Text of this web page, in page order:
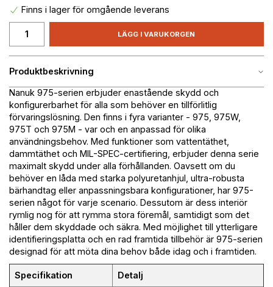
Finns i lager för omgående leverans
LÄGG I VARUKORGEN
Produktbeskrivning
Nanuk 975-serien erbjuder enastående skydd och
konfigurerbarhet för alla som behöver en tillförlitlig
förvaringslösning. Den finns i fyra varianter - 975, 975W,
975T och 975M - var och en anpassad för olika
användningsbehov. Med funktioner som vattentäthet,
dammtäthet och MIL-SPEC-certifiering, erbjuder denna serie
maximalt skydd under alla förhållanden. Oavsett om du
behöver en låda med starka polyuretanhjul, ultra-robusta
bärhandtag eller anpassningsbara konfigurationer, har 975-
serien något för varje scenario. Dessutom är dess interiör
rymlig nog för att rymma stora föremål, samtidigt som det
håller dem skyddade och säkra. Med möjlighet till ytterligare
identifieringsplatta och en rad framtida tillbehör är 975-serien
designad för att möta dina behov både idag och i framtiden.
Specifikation Detalj